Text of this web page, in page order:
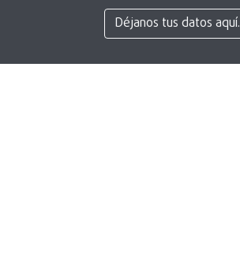
Déjanos tus datos aquí.